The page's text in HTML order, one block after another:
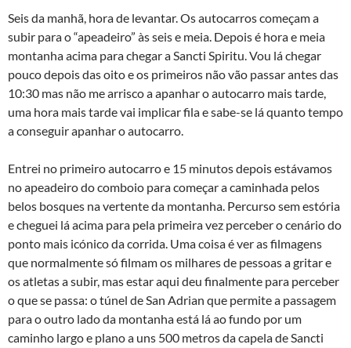
Seis da manhã, hora de levantar. Os autocarros começam a
subir para o “apeadeiro” às seis e meia. Depois é hora e meia
montanha acima para chegar a Sancti Spiritu. Vou lá chegar
pouco depois das oito e os primeiros não vão passar antes das
10:30 mas não me arrisco a apanhar o autocarro mais tarde,
uma hora mais tarde vai implicar fila e sabe-se lá quanto tempo
a conseguir apanhar o autocarro.
Entrei no primeiro autocarro e 15 minutos depois estávamos
no apeadeiro do comboio para começar a caminhada pelos
belos bosques na vertente da montanha. Percurso sem estória
e cheguei lá acima para pela primeira vez perceber o cenário do
ponto mais icónico da corrida. Uma coisa é ver as filmagens
que normalmente só filmam os milhares de pessoas a gritar e
os atletas a subir, mas estar aqui deu finalmente para perceber
o que se passa: o túnel de San Adrian que permite a passagem
para o outro lado da montanha está lá ao fundo por um
caminho largo e plano a uns 500 metros da capela de Sancti